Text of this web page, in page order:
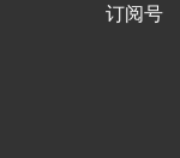
订阅号